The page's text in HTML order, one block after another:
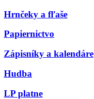
Hrnčeky a fľaše
Papiernictvo
Zápisníky a kalendáre
Hudba
LP platne